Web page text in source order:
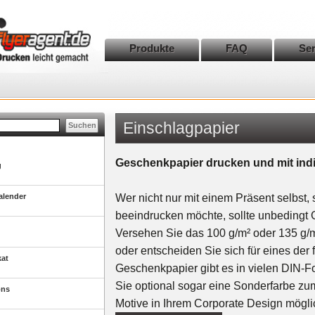
Produkte FAQ
Einschlagpapier
Geschenkpapier drucken und mit
Wer nicht nur mit einem Präsent
beeindrucken möchte, sollte unbedingt
Versehen Sie das 100 g/m² oder 135
oder entscheiden Sie sich für eines
Geschenkpapier gibt es in vielen DIN-
Sie optional sogar eine Sonderfarbe
Motive in Ihrem Corporate Design